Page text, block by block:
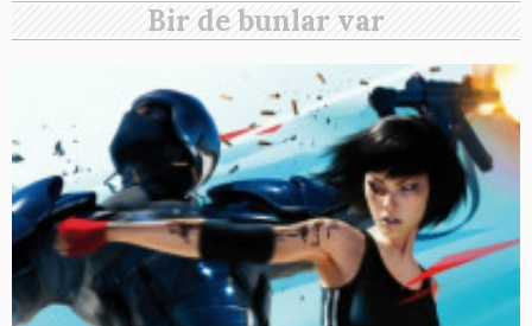
Bir de bunlar var